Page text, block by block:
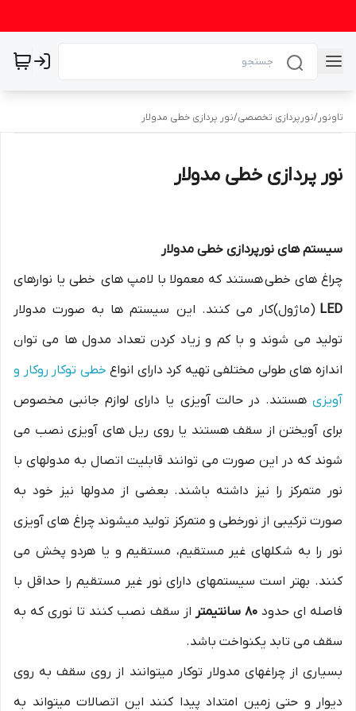
تاونور/نورپردازی تخصصی/نور پردازی خطی مدولار
نور پردازی خطی مدولار
سیستم های نورپردازی خطی مدولار
چراغ های خطی هستند که معمولا با لامپ های خطی یا نوارهای
LED (ماژول)کار می کنند. این سیستم ها به صورت مدولار
تولید می شوند و با کم و زیاد کردن تعداد مدول ها می توان
اندازه های طولی مختلفی تهیه کرد دارای انواع خطی توکار روکار و
آویزی هستند. در حالت آویزی یا دارای لوازم جانبی مخصوص
برای آویختن از سقف هستند یا روی ریل های آویزی نصب می
شوند که در این صورت می توانند قابلیت اتصال به مدولهای با
نور متمرکز را نیز داشته باشند. بعضی از مدولها نیز خود به
صورت ترکیبی از نورخطی و متمرکز تولید میشوند چراغ های آویزی
نور را به شکلهای غیر مستقیم، مستقیم و یا هردو پخش می
کنند. بهتر است سیستمهای دارای نور غیر مستقیم را حداقل با
فاصله ای حدود۸۰ سانتیمتر
از سقف نصب کنند تا نوری که به
سقف می تابد یکنواخت باشد.
بسیاری از چراغهای مدولار توکار میتوانند از روی سقف به روی
دیوار و حتی زمین امتداد پیدا کنند این اتصالات میتواند به